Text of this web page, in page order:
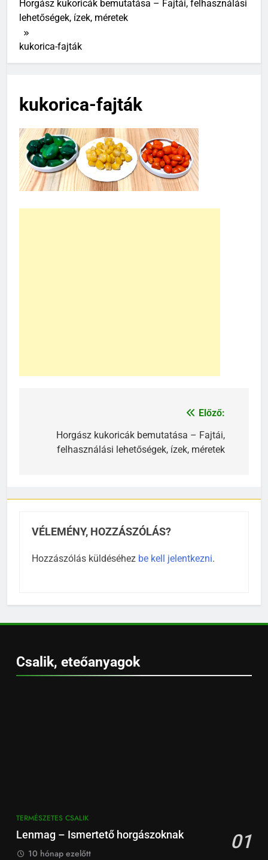
Horgász kukoricák bemutatása – Fajtái, felhasználási
lehetőségek, ízek, méretek
kukorica-fajták
kukorica-fajták
navigáció
Előző:
Horgász kukoricák bemutatása – Fajtái,
felhasználási lehetőségek, ízek, méretek
VÉLEMÉNY, HOZZÁSZÓLÁS?
Hozzászólás küldéséhez be kell jelentkezni.
Csalik, eteőanyagok
TERMÉSZETES CSALIK
Lenmag – Ismertető horgászoknak 01
10 hónap ezelőtt